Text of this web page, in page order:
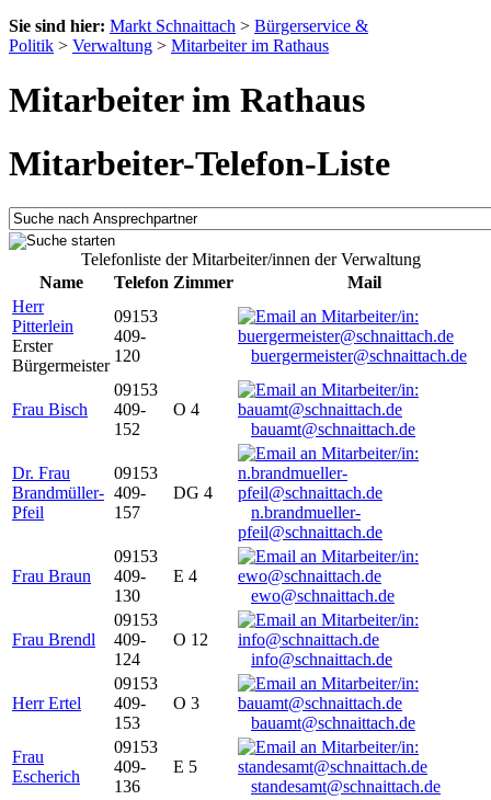
Sie sind hier: Markt Schnaittach > Bürgerservice &
Politik > Verwaltung > Mitarbeiter im Rathaus
Mitarbeiter im Rathaus
Mitarbeiter-Telefon-Liste
Telefonliste der Mitarbeiter/innen der Verwaltung
Name
Telefon Zimmer
Mail
Herr
Pitterlein
Erster
Bürgermeister
09153
409-
120
buergermeister@schnaittach.de
Frau Bisch
09153
409-
152
O 4
bauamt@schnaittach.de
Dr. Frau
Brandmüller-
Pfeil
09153
409-
157
DG 4
n.brandmueller-
pfeil@schnaittach.de
Frau Braun
09153
409-
130
E 4
ewo@schnaittach.de
Frau Brendl
09153
409-
124
O 12
info@schnaittach.de
Herr Ertel
09153
409-
153
O 3
bauamt@schnaittach.de
Frau
Escherich
09153
409-
136
E 5
standesamt@schnaittach.de